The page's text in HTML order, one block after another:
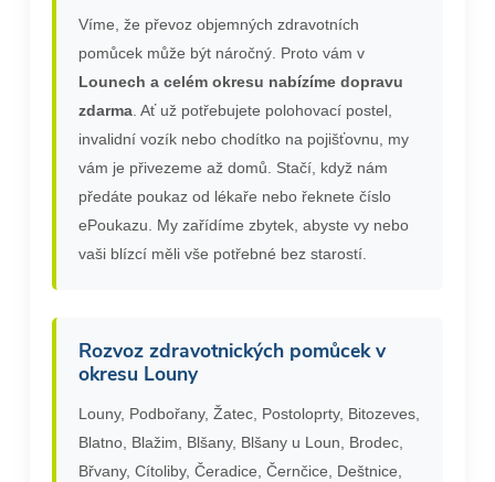
Víme, že převoz objemných zdravotních
pomůcek může být náročný. Proto vám v
Lounech a celém okresu nabízíme dopravu
zdarma . Ať už potřebujete polohovací postel,
invalidní vozík nebo chodítko na pojišťovnu, my
vám je přivezeme až domů. Stačí, když nám
předáte poukaz od lékaře nebo řeknete číslo
ePoukazu. My zařídíme zbytek, abyste vy nebo
vaši blízcí měli vše potřebné bez starostí.
Rozvoz zdravotnických pomůcek v
okresu Louny
Louny, Podbořany, Žatec, Postoloprty, Bitozeves,
Blatno, Blažim, Blšany, Blšany u Loun, Brodec,
Břvany, Cítoliby, Čeradice, Černčice, Deštnice,